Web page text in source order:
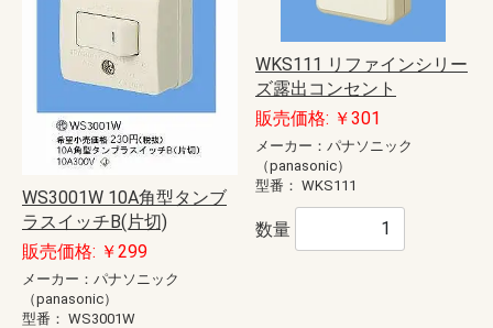
WS3001W 10A角型タンブ
ラスイッチB(片切)
販売価格: ￥299
メーカー：パナソニック
（panasonic）
型番： WS3001W
WKS111 リファインシリー
ズ露出コンセント
販売価格: ￥301
メーカー：パナソニック
（panasonic）
型番： WKS111
数量